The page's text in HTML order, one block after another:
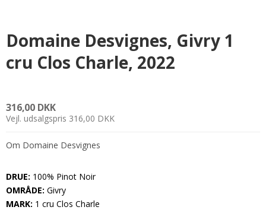
Domaine Desvignes, Givry 1
cru Clos Charle, 2022
316,00 DKK
Vejl. udsalgspris 316,00 DKK
Om Domaine Desvignes
DRUE: 100% Pinot Noir
OMRÅDE: Givry
MARK: 1 cru Clos Charle